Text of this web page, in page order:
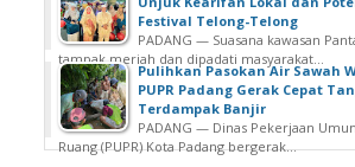
Festival Telong-Telong
PADANG — Suasana kawasan
tampak meriah dan dipadati masyarakat...
Pulihkan Pasokan Air Sawah
PUPR Padang Gerak Cepat
Terdampak Banjir
PADANG — Dinas Pekerjaan
Ruang (PUPR) Kota Padang bergerak...